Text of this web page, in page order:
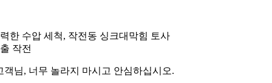
한 수압 세척, 작전동 싱크대막힘 토사
작전
객님, 너무 놀라지 마시고 안심하십시오.